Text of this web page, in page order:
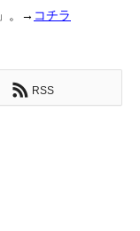
。→ コチラ
RSS